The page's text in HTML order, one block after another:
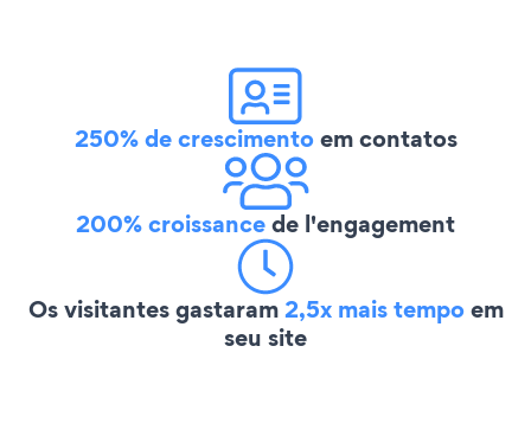
250% de crescimentoem contatos
200% croissancede l'engagement
Os visitantes gastaram2,5x mais tempoem
seu site